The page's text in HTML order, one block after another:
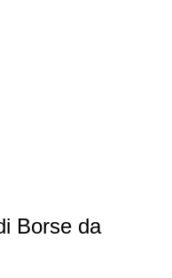
Borse da